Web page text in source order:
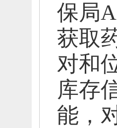
保局
获取
对和
库存
能，